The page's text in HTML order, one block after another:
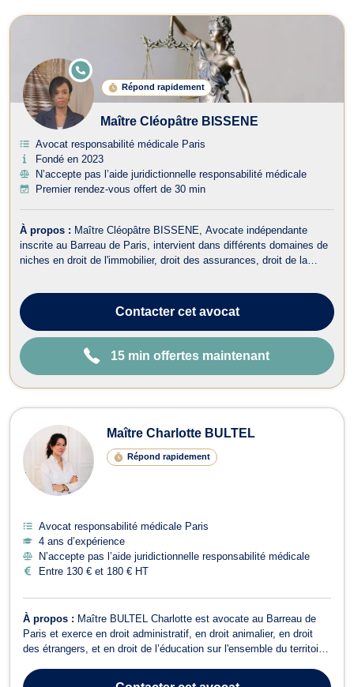
Répond rapidement
E
N
E
Maître Cléopâtre BISSENE
Avocat responsabilité médicale Paris
Fondé en 2023
N’accepte pas l’aide juridictionnelle responsabilité médicale
Premier rendez-vous offert de 30 min
À propos : Maître Cléopâtre BISSENE, Avocate indépendante
inscrite au Barreau de Paris, intervient dans différents domaines de
niches en droit de l'immobilier, droit des assurances, droit de la
Bilingue ...
Contactercet avocat
15 min offertes maintenant
Maître Charlotte BULTEL
Répond rapidement
Avocat responsabilité médicale Paris
4 ans d’expérience
N’accepte pas l’aide juridictionnelle responsabilité médicale
Entre 130 € et 180 € HT
À propos : Maître BULTEL Charlotte est avocate au Barreau de
Paris et exerce en droit administratif, en droit animalier, en droit
des étrangers, et en droit de l’éducation sur l'ensemble du territoire
Avant de prêter serment, Me Charlotte Bultel a longuement exercé